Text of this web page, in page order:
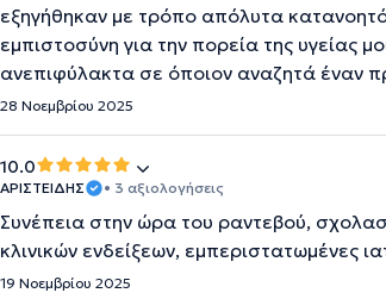
εξηγήθηκαν με τρόπο απόλυτα
εμπιστοσύνη για την πορεία της υγείας
ανεπιφύλακτα σε όποιον αναζητά έναν
28 Νοεμβρίου 2025
10.0
ΑΡΙΣΤΕΙΔΗΣ • 3 αξιολογήσεις
Συνέπεια στην ώρα του ραντεβού,
κλινικών ενδείξεων, εμπεριστατωμένες
19 Νοεμβρίου 2025